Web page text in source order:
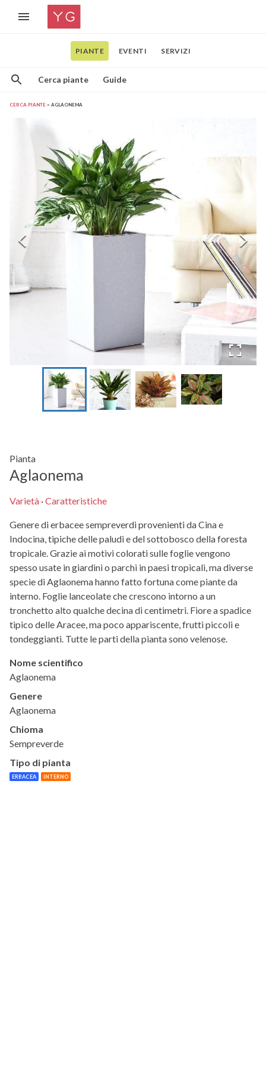
PIANTE EVENTI SERVIZI
Cerca piante Guide
CERCA PIANTE AGLAONEMA
Pianta
Aglaonema
Varietà ·Caratteristiche
Genere di erbacee sempreverdi provenienti da Cina e
Indocina, tipiche delle paludi e del sottobosco della foresta
tropicale. Grazie ai motivi colorati sulle foglie vengono
spesso usate in giardini o parchi in paesi tropicali, ma diverse
specie di Aglaonema hanno fatto fortuna come piante da
interno. Foglie lanceolate che crescono intorno a un
tronchetto alto qualche decina di centimetri. Fiore a spadice
tipico delle Aracee, ma poco appariscente, frutti piccoli e
tondeggianti. Tutte le parti della pianta sono velenose.
Nome scientifico
Aglaonema
Genere
Aglaonema
Chioma
Sempreverde
Tipo di pianta
ERBACEA INTERNO